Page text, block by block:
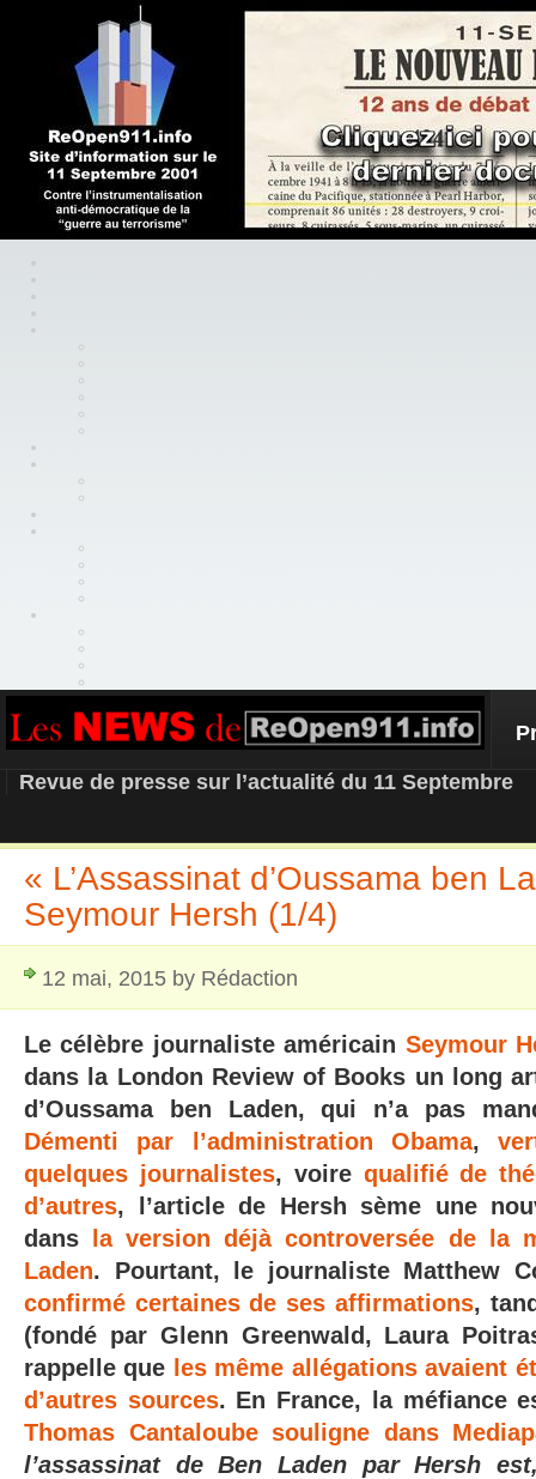
REOPEN911 – NEWS
Revue de presse sur l’actualité du 11 Septembre
« L’Assassinat d’Oussama ben
Seymour Hersh (1/4)
12 mai, 2015 by Rédaction
Le célèbre journaliste américain Seymour
dans la London Review of Books un long
d’Oussama ben Laden, qui n’a pas
Démenti par l’administration Obama,
quelques journalistes, voire qualifié de
d’autres, l’article de Hersh sème une
dans
la version déjà controversée de la
Laden. Pourtant, le journaliste Matthew
confirmé certaines de ses affirmations,
(fondé par Glenn Greenwald, Laura
rappelle que les même allégations avaient
d’autres sources. En France, la méfiance
Thomas Cantaloube souligne dans
l’assassinat de Ben Laden par Hersh